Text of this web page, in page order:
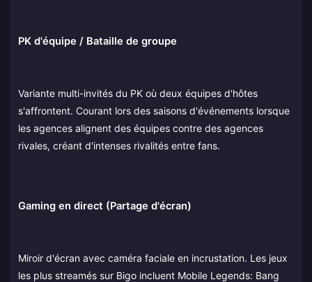
PK d'équipe / Bataille de groupe
Variante multi-invités du PK où deux équipes d'hôtes
s'affrontent. Courant lors des saisons d'événements lorsque
les agences alignent des équipes contre des agences
rivales, créant d'intenses rivalités entre fans.
Gaming en direct (Partage d'écran)
Miroir d'écran avec caméra faciale en incrustation. Les jeux
les plus streamés sur Bigo incluent Mobile Legends: Bang